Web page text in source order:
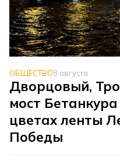
ОБЩЕСТВО8 августа
Дворцовый,
мост
цветах ленты
Победы